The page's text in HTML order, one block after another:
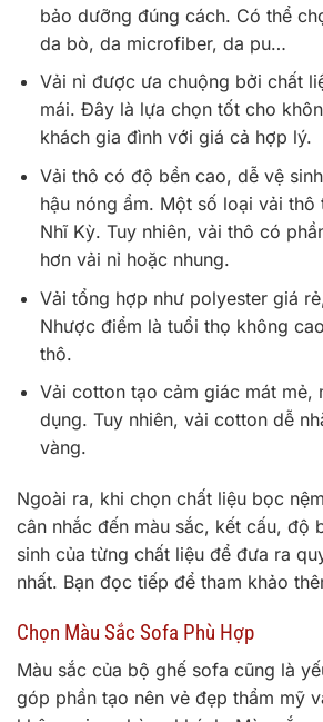
bảo dưỡng đúng cách. Có thể
da bò, da microfiber, da pu…
Vải nỉ được ưa chuộng bởi chất
mái. Đây là lựa chọn tốt cho
khách gia đình với giá cả hợp lý.
Vải thô có độ bền cao, dễ vệ
hậu nóng ẩm. Một số loại vải
Nhĩ Kỳ. Tuy nhiên, vải thô có
hơn vải nỉ hoặc nhung.
Vải tổng hợp như polyester giá
Nhược điểm là tuổi thọ không
thô.
Vải cotton tạo cảm giác mát mẻ,
dụng. Tuy nhiên, vải cotton dễ
vàng.
Ngoài ra, khi chọn chất liệu bọc
cân nhắc đến màu sắc, kết cấu, độ
sinh của từng chất liệu để đưa ra
nhất. Bạn đọc tiếp để tham khảo
Chọn Màu Sắc Sofa Phù Hợp
Màu sắc của bộ ghế sofa cũng là
góp phần tạo nên vẻ đẹp thẩm mỹ